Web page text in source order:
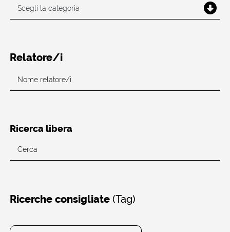
Relatore/i
Ricerca libera
Ricerche consigliate(Tag)